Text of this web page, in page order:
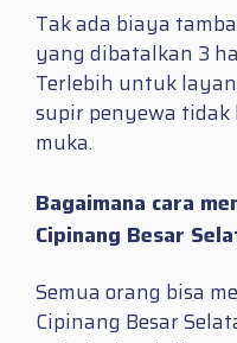
Tak ada biaya
yang dibatalkan 3
Terlebih untuk
supir penyewa
muka.
Bagaimana cara
Cipinang Besar
Semua orang bisa
Cipinang Besar